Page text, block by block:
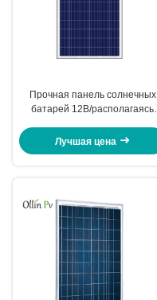
Прочная панель солнечных
батарей 12В/располагаясь
батарей приводя камеру в
действие контроля
Лучшая цена